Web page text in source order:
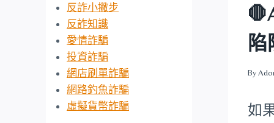
陷
By
如
反詐小撇步
反詐知識
愛情詐騙
投資詐騙
網店刷單詐騙
網路釣魚詐騙
虛擬貨幣詐騙